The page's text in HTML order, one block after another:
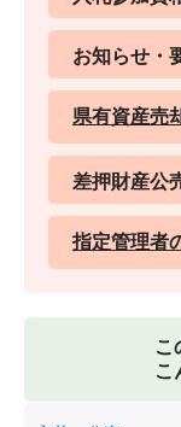
お知らせ・
県有資産売
差押財産公
指定管理者
こ
こ